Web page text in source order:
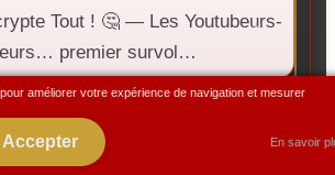
améliorer votre expérience de navigation et mesurer
Accepter En savoir
Tout ! 🤔 — Les Youtubeurs-
premier survol…
Ammar, Alice Zagury,
Colin, le divorce à 7 milliards